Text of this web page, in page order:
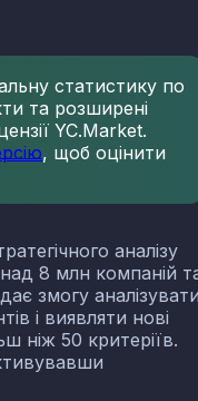
статистику по
та розширені
YC.Market.
, щоб оцінити
аналізу
8 млн компаній
змогу
і виявляти нові
ніж 50 критеріїв.